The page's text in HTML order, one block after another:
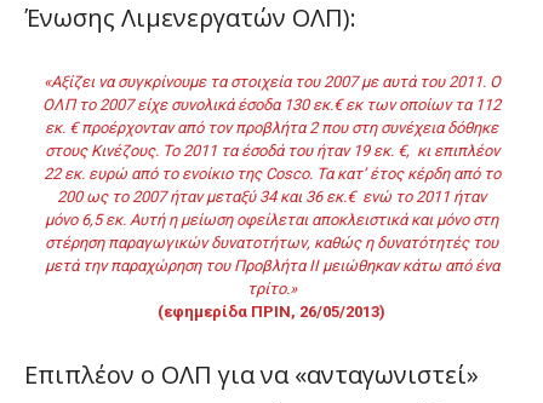
Ένωσης Λιμενεργατών ΟΛΠ):
«Αξίζει να συγκρίνουμε τα στοιχεία του 2007 με αυτά του 2011. Ο
ΟΛΠ το 2007 είχε συνολικά έσοδα 130 εκ.€ εκ των οποίων τα 112
εκ. € προέρχονταν από τον προβλήτα 2 που στη συνέχεια δόθηκε
στους Κινέζους. Το 2011 τα έσοδά του ήταν 19 εκ. €, κι επιπλέον
22 εκ. ευρώ από το ενοίκιο της Cosco. Τα κατ’ έτος κέρδη από το
200 ως το 2007 ήταν μεταξύ 34 και 36 εκ.€ ενώ το 2011 ήταν
μόνο 6,5 εκ. Αυτή η μείωση οφείλεται αποκλειστικά και μόνο στη
στέρηση παραγωγικών δυνατοτήτων, καθώς η δυνατότητές του
μετά την παραχώρηση του Προβλήτα ΙΙ μειώθηκαν κάτω από ένα
τρίτο.»
(εφημερίδα ΠΡΙΝ, 26/05/2013)
Επιπλέον ο ΟΛΠ για να «ανταγωνιστεί»